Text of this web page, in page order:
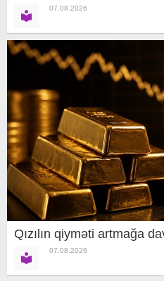
07.08.2026
Qızılın qiyməti artmağa
07.08.2026